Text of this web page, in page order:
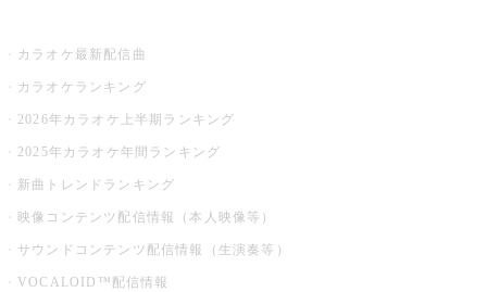
カラオケ最新配信曲
カラオケランキング
2026年カラオケ上半期ランキング
2025年カラオケ年間ランキング
新曲トレンドランキング
映像コンテンツ配信情報（本人映像等）
サウンドコンテンツ配信情報（生演奏等）
VOCALOID™配信情報